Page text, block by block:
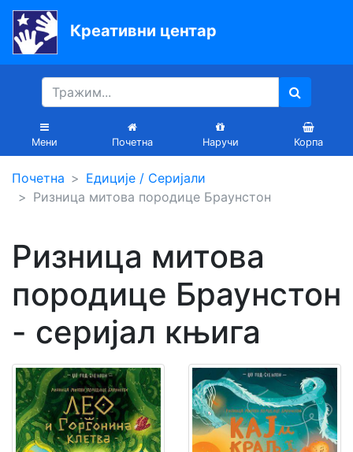
Креативни центар
Мени Почетна Наручи Корпа
Почетна
Књиге
Уџбеници
вртиће
Акције
Блог
Latinica
Мој
налог
Почетна
Едиције / Серијали
Ризница митова породице Браунстон
Ризница митова
породице Браунстон
- серијал књига